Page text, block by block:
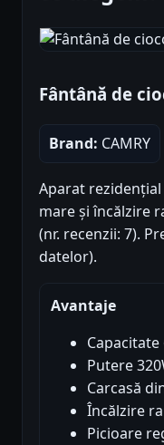
Fântână de
Brand: CAMRY
Aparat
mare și încălzire
(nr. recenzii: 7).
datelor).
Avantaje
Capacitate
Putere
Carcasă
Încălzire
Picioare